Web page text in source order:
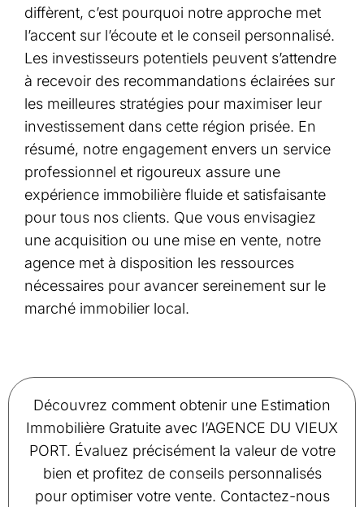
diffèrent, c’est pourquoi notre approche met
l’accent sur l’écoute et le conseil personnalisé.
Les investisseurs potentiels peuvent s’attendre
à recevoir des recommandations éclairées sur
les meilleures stratégies pour maximiser leur
investissement dans cette région prisée. En
résumé, notre engagement envers un service
professionnel et rigoureux assure une
expérience immobilière fluide et satisfaisante
pour tous nos clients. Que vous envisagiez
une acquisition ou une mise en vente, notre
agence met à disposition les ressources
nécessaires pour avancer sereinement sur le
marché immobilier local.
Découvrez comment obtenir une Estimation
Immobilière Gratuite avec l’AGENCE DU VIEUX
PORT. Évaluez précisément la valeur de votre
bien et profitez de conseils personnalisés
pour optimiser votre vente. Contactez-nous